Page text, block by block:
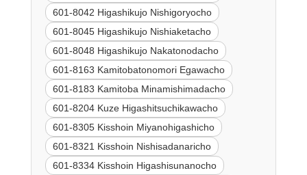
601-8042 Higashikujo Nishigoryocho
601-8045 Higashikujo Nishiaketacho
601-8048 Higashikujo Nakatonodacho
601-8163 Kamitobatonomori Egawacho
601-8183 Kamitoba Minamishimadacho
601-8204 Kuze Higashitsuchikawacho
601-8305 Kisshoin Miyanohigashicho
601-8321 Kisshoin Nishisadanaricho
601-8334 Kisshoin Higashisunanocho